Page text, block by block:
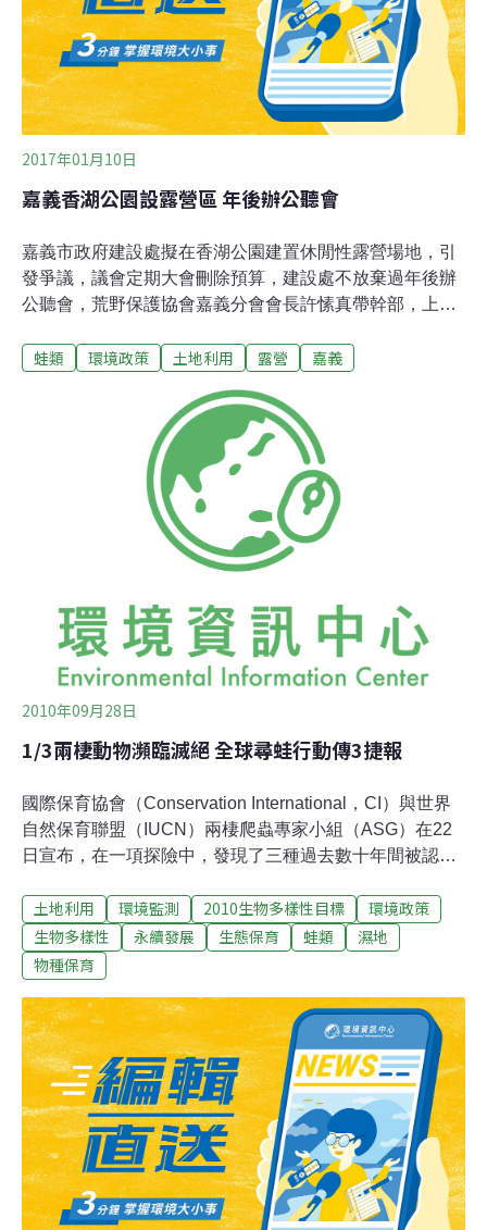
園，找回當地早期與茶共生共存的人文底蘊，同時希望在
種植茶葉與生態間找到平衡。由於茶園
2017年01月10日
嘉義香湖公園設露營區 年後辦公聽會
嘉義市政府建設處擬在香湖公園建置休閒性露營場地，引
發爭議，議會定期大會刪除預算，建設處不放棄過年後辦
公聽會，荒野保護協會嘉義分會會長許愫真帶幹部，上月
將公園定位，若定位生態公園就應以生態為主，將人工化
玲說，露營活動可讓家長帶孩子到公園認識生態，露營與
生態不衝突。建設處過年後將在議會辦公聽會。建設處原
編7800萬元嘉義公園等四處公園改造預算，其中1500萬元
計畫在面積最大香湖公園建置露營場地，審查結果四處公
園遭議會刪除只留千元科目，建設處不放棄積極與議員溝
通，有人提議以嘉義是石猴故鄉，打造香湖成為石猴特色
公園。荒野嘉義分會會長許愫真說，若香湖定位生態公
楊勛凱說，以嘉南平原特有原生種蛙類主題生態公園規
劃，比單做諸羅樹蛙造型椅子來得有意義。
蛙類 環境政策 土地利用 露營 嘉義
2010年09月28日
1/3兩棲動物瀕臨滅絕 全球尋蛙行動傳3捷報
國際保育協會（Conservation International，CI）與世界
自然保育聯盟（IUCN）兩棲爬蟲專家小組（ASG）在22
日宣布，在一項探險中，發現了三種過去數十年間被認為
被認為已經絕種的兩棲類的計畫，他們認為這些生物可能
有小規模的族群仍然倖存。在預備下個月於日本名古屋召
開的生物多樣性公約（CBD）的同時，值得為這些發現慶
賀。科學家們屆時也將宣布一項令人震驚的消息：近幾十
年來，全球有超過1/3的兩棲類動物面臨滅絕的危機。三種
由科學家重新發現的兩棲動物分別是：自1941年後就沒人
見過的墨西哥蠑螈；第二是一種在象牙海岸發現，1967年
後就沒人見過的青蛙；第三是在剛果共和國發現，自1979
年就沒人見過的另一種青蛙。為CI與ASG籌組「搜尋失落
青蛙計畫」的穆爾博士（Dr. Robin Moore）指出，這個發
現對人類與兩棲類都非常重
土地利用 環境監測 2010生物多樣性目標
環境政策
生物多樣性
永續發展 生態保育 蛙類
濕地
物種保育